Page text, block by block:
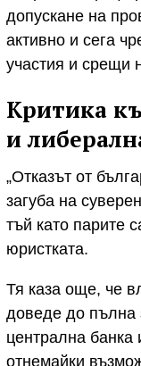
допускане на
активно и сега
участия и срещи
Критика
и
„Отказът от
загуба на
тъй като парите
юристката.
Тя каза още, че
доведе до пълна
централна банка
отнемайки